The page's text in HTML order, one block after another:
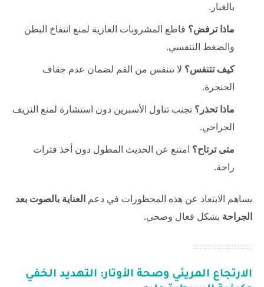
بالغبار.
ماذا ترفض؟ قاطع المشروبات الغازية لمنع انتفاخ البطن
والضغط التنفسي.
كيف تتنفس؟ لا تتنفس من الفم لضمان عدم جفاف
الحنجرة.
ماذا تحذر؟ تجنب تناول الأسبرين دون استشارة لمنع النزيف
الجراحي.
متى ترتاح؟ امتنع عن الحديث المطول دون أخذ فترات
راحة.
يساهم الابتعاد عن هذه المحظورات في دعم
العناية بالصوت بعد
الجراحة بشكل فعال وصحي.
الارتجاع المريئي وصحة الأوتار: التهديد الخفي